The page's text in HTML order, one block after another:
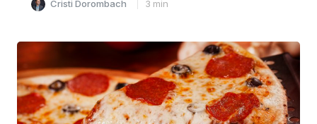
Cristi Dorombach 3 min